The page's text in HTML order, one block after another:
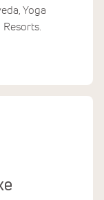
Yoga